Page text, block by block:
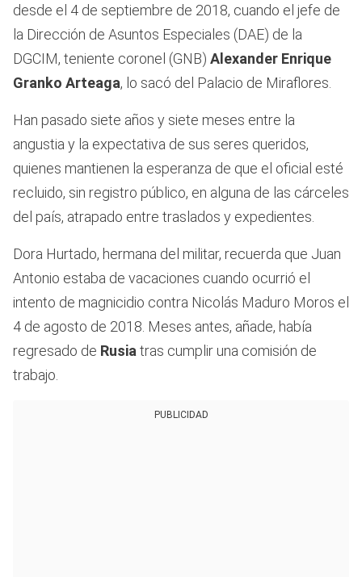
desde el 4 de septiembre de 2018, cuando el jefe de
la Dirección de Asuntos Especiales (DAE) de la
DGCIM, teniente coronel (GNB) Alexander Enrique
Granko Arteaga, lo sacó del Palacio de Miraflores.
Han pasado siete años y siete meses entre la
angustia y la expectativa de sus seres queridos,
quienes mantienen la esperanza de que el oficial esté
recluido, sin registro público, en alguna de las cárceles
del país, atrapado entre traslados y expedientes.
Dora Hurtado, hermana del militar, recuerda que Juan
Antonio estaba de vacaciones cuando ocurrió el
intento de magnicidio contra Nicolás Maduro Moros el
4 de agosto de 2018. Meses antes, añade, había
regresado de Rusia tras cumplir una comisión de
trabajo.
PUBLICIDAD